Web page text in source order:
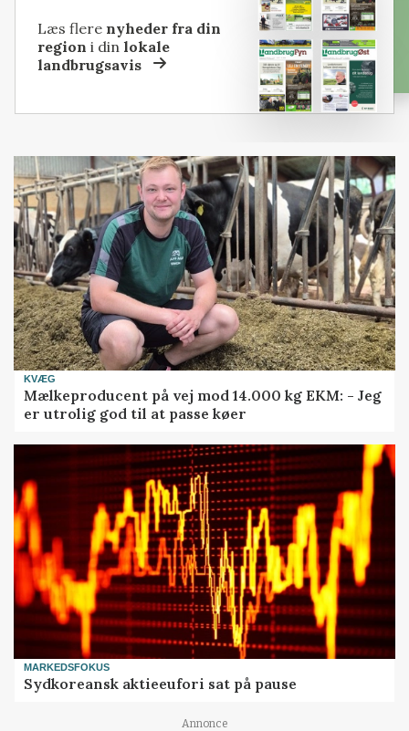
Læs flere nyheder fra din
region i dinlokale
landbrugsavis
KVÆG
Mælkeproducent på vej mod 14.000 kg EKM: - Jeg
er utrolig god til at passe køer
MARKEDSFOKUS
Sydkoreansk aktieeufori sat på pause
Annonce